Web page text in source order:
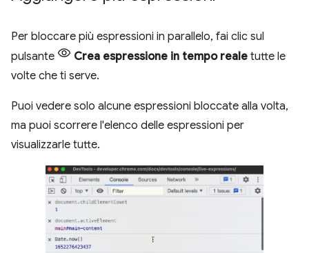
Per bloccare più espressioni in parallelo, fai clic sul
pulsante
Crea espressione in tempo reale tutte le
volte che ti serve.
Puoi vedere solo alcune espressioni bloccate alla volta,
ma puoi scorrere l'elenco delle espressioni per
visualizzarle tutte.